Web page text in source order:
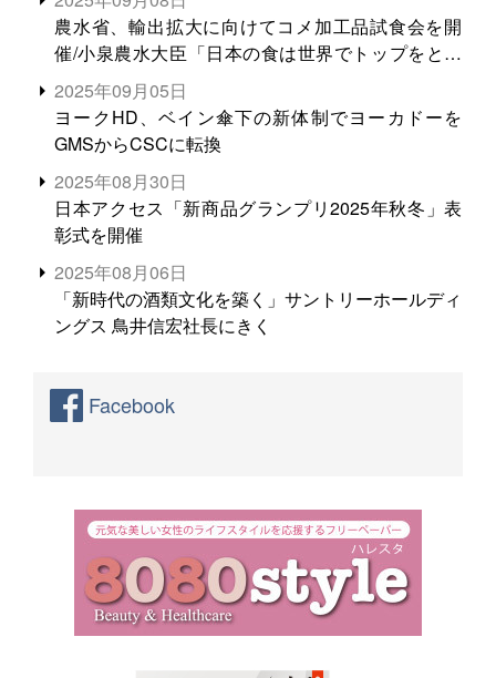
農水省、輸出拡大に向けてコメ加工品試食会を開
催/小泉農水大臣「日本の食は世界でトップをとれ
る。米増産に向けて、米輸出需要の拡大を」
2025年09月05日
ヨークHD、ベイン傘下の新体制でヨーカドーを
GMSからCSCに転換
2025年08月30日
日本アクセス「新商品グランプリ2025年秋冬」表
彰式を開催
2025年08月06日
「新時代の酒類文化を築く」サントリーホールディ
ングス 鳥井信宏社長にきく
Facebook